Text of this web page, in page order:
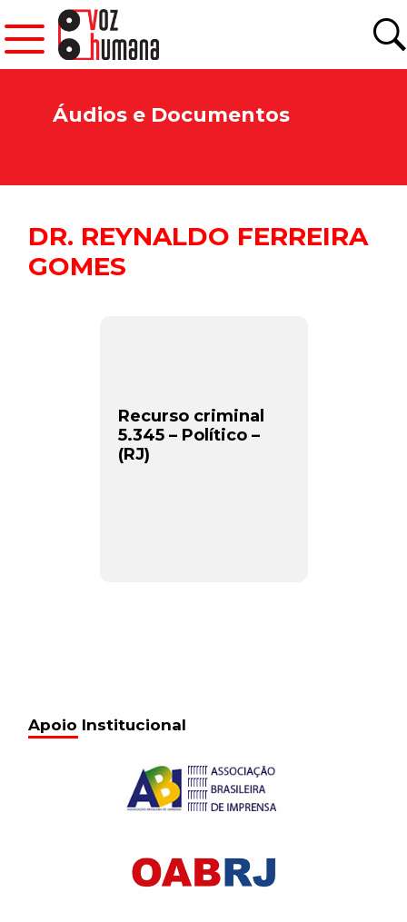
Áudios e Documentos
DR. REYNALDO FERREIRA
GOMES
Recurso criminal
5.345 – Político –
(RJ)
Apoio Institucional